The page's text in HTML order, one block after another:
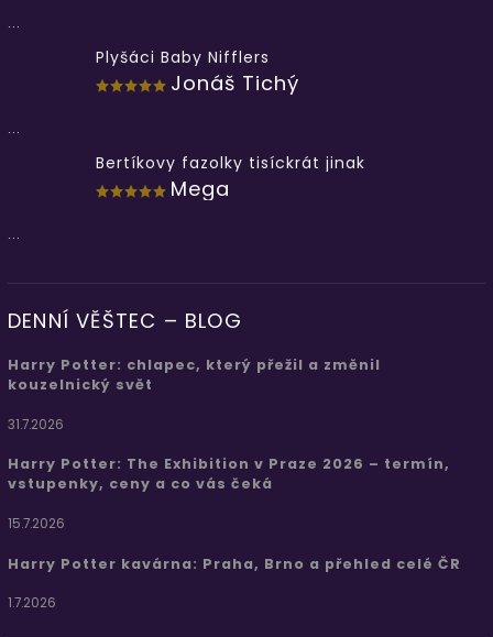
...
Plyšáci Baby Nifflers
Jonáš Tichý
...
Bertíkovy fazolky tisíckrát jinak
Mega
...
DENNÍ VĚŠTEC – BLOG
Harry Potter: chlapec, který přežil a změnil
kouzelnický svět
31.7.2026
Harry Potter: The Exhibition v Praze 2026 – termín,
vstupenky, ceny a co vás čeká
15.7.2026
Harry Potter kavárna: Praha, Brno a přehled celé ČR
1.7.2026